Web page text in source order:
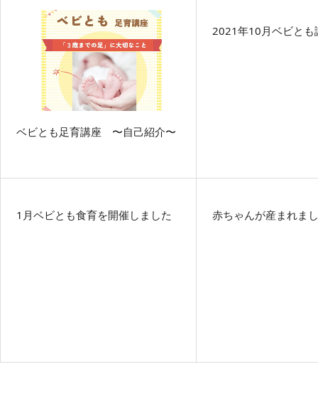
ベビとも足育講座 〜自己紹介〜
2021年10月ベビとも
1月ベビとも食育を開催しました 赤ちゃんが産まれま